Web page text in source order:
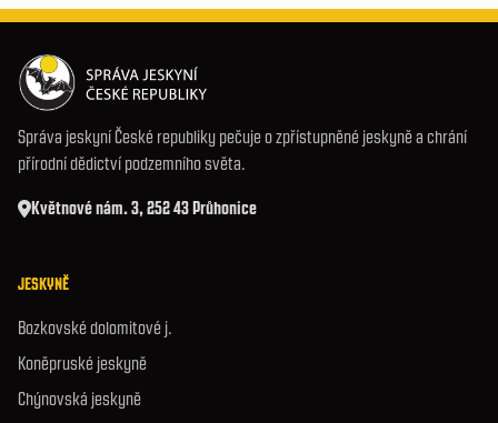
Správa jeskyní České republiky pečuje o zpřístupněné jeskyně a chrání
přírodní dědictví podzemního světa.
Květnové nám. 3, 252 43 Průhonice
JESKYNĚ
Bozkovské dolomitové j.
Koněpruské jeskyně
Chýnovská jeskyně